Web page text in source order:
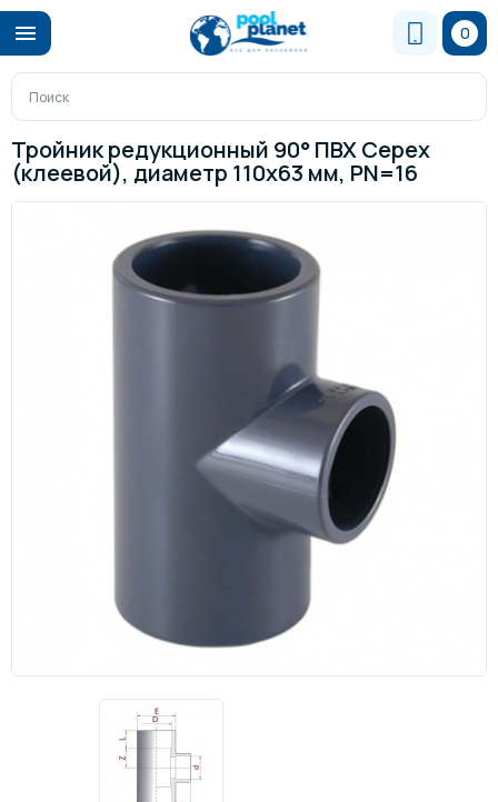
0
Тройник редукционный 90° ПВХ Cepex
(клеевой), диаметр 110x63 мм, PN=16